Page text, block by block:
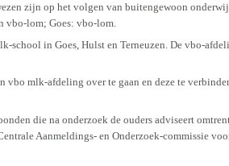
zijn op het volgen van buitengewoon
vbo-lom; Goes: vbo-lom.
in Goes, Hulst en Terneuzen. De vbo-
mlk-afdeling over te gaan en deze te
die na onderzoek de ouders adviseert
Aanmeldings- en Onderzoek-commissie